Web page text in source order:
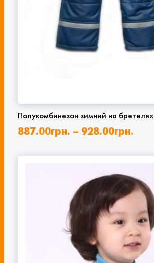
Полукомбинезон зимний на бретелях
887.00грн. – 928.00грн.